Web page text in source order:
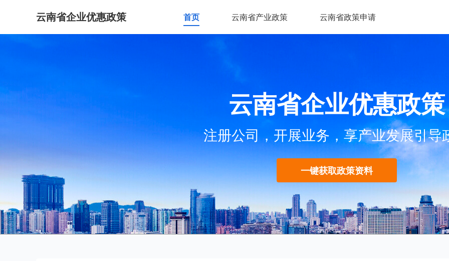
云南省企业优惠政策 首页 云南省产业政策 云南省政策申请
云南省企业优惠政策
注册公司，开展业务，享产业发展引导
一键获取政策资料